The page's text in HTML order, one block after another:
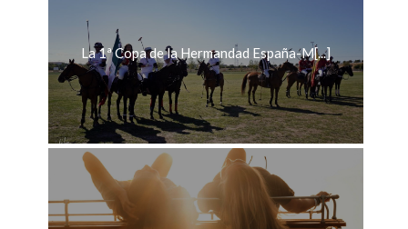
La 1ª Copa de la Hermandad España-M[...]